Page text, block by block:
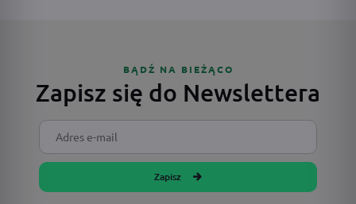
BĄDŹ NA BIEŻĄCO
Zapisz się do Newslettera
Zapisz